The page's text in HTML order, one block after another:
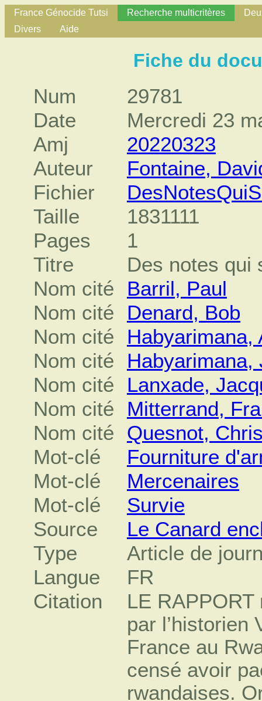
France Génocide Tutsi Recherche multicritères
Divers
Aide
Fiche du
Num
29781
Date
Mercredi 23
Amj
20220323
Auteur
Fontaine,
Fichier
Taille
1831111
Pages
1
Titre
Des notes qui
Nom cité
Barril, Paul
Nom cité
Denard, Bob
Nom cité
Habyarimana,
Nom cité
Habyarimana,
Nom cité
Lanxade,
Nom cité
Mitterrand,
Nom cité
Quesnot,
Mot-clé
Fourniture
Mot-clé
Mercenaires
Mot-clé
Survie
Source
Le Canard
Type
Article de
Langue
FR
Citation
LE
par l’historien
France au
censé avoir
rwandaises.